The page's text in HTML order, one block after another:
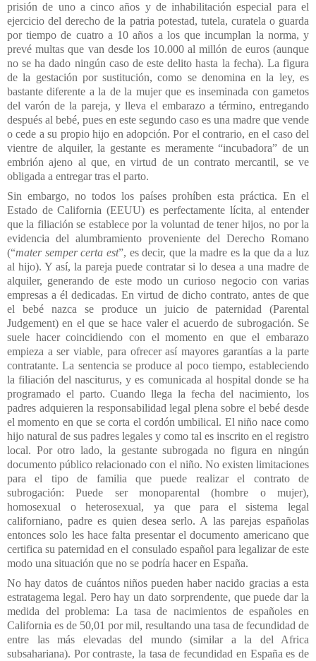
prisión de uno a cinco años y de inhabilitación especial para el
ejercicio del derecho de la patria potestad, tutela, curatela o guarda
por tiempo de cuatro a 10 años a los que incumplan la norma, y
prevé multas que van desde los 10.000 al millón de euros (aunque
no se ha dado ningún caso de este delito hasta la fecha). La figura
de la gestación por sustitución, como se denomina en la ley, es
bastante diferente a la de la mujer que es inseminada con gametos
del varón de la pareja, y lleva el embarazo a término, entregando
después al bebé, pues en este segundo caso es una madre que vende
o cede a su propio hijo en adopción. Por el contrario, en el caso del
vientre de alquiler, la gestante es meramente “incubadora” de un
embrión ajeno al que, en virtud de un contrato mercantil, se ve
obligada a entregar tras el parto.
Sin embargo, no todos los países prohíben esta práctica. En el
Estado de California (EEUU) es perfectamente lícita, al entender
que la filiación se establece por la voluntad de tener hijos, no por la
evidencia del alumbramiento proveniente del Derecho Romano
(“mater semper certa est”, es decir, que la madre es la que da a luz
al hijo). Y así, la pareja puede contratar si lo desea a una madre de
alquiler, generando de este modo un curioso negocio con varias
empresas a él dedicadas. En virtud de dicho contrato, antes de que
el bebé nazca se produce un juicio de paternidad (Parental
Judgement) en el que se hace valer el acuerdo de subrogación. Se
suele hacer coincidiendo con el momento en que el embarazo
empieza a ser viable, para ofrecer así mayores garantías a la parte
contratante. La sentencia se produce al poco tiempo, estableciendo
la filiación del nasciturus, y es comunicada al hospital donde se ha
programado el parto. Cuando llega la fecha del nacimiento, los
padres adquieren la responsabilidad legal plena sobre el bebé desde
el momento en que se corta el cordón umbilical. El niño nace como
hijo natural de sus padres legales y como tal es inscrito en el registro
local. Por otro lado, la gestante subrogada no figura en ningún
documento público relacionado con el niño. No existen limitaciones
para el tipo de familia que puede realizar el contrato de
subrogación: Puede ser monoparental (hombre o mujer),
homosexual o heterosexual, ya que para el sistema legal
californiano, padre es quien desea serlo. A las parejas españolas
entonces solo les hace falta presentar el documento americano que
certifica su paternidad en el consulado español para legalizar de este
modo una situación que no se podría hacer en España.
No hay datos de cuántos niños pueden haber nacido gracias a esta
estratagema legal. Pero hay un dato sorprendente, que puede dar la
medida del problema: La tasa de nacimientos de españoles en
California es de 50,01 por mil, resultando una tasa de fecundidad de
entre las más elevadas del mundo (similar a la del Africa
subsahariana). Por contraste, la tasa de fecundidad en España es de